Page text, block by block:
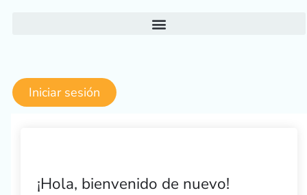
Iniciar sesión
¡Hola, bienvenido de nuevo!